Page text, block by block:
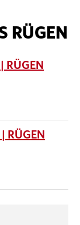
RÜGEN
RÜGEN
RÜGEN